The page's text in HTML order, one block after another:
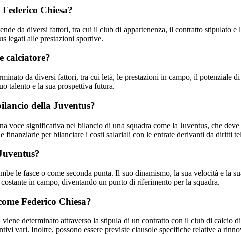
Chiesa?
da diversi fattori, tra cui il club di appartenenza, il contratto stipulato
legati alle prestazioni sportive.
calciatore?
da diversi fattori, tra cui letà, le prestazioni in campo, il potenziale
talento e la sua prospettiva futura.
della Juventus?
voce significativa nel bilancio di una squadra come la Juventus, che
finanziarie per bilanciare i costi salariali con le entrate derivanti da diritti
le fasce o come seconda punta. Il suo dinamismo, la sua velocità e la
in campo, diventando un punto di riferimento per la squadra.
Federico Chiesa?
determinato attraverso la stipula di un contratto con il club di calcio
vari. Inoltre, possono essere previste clausole specifiche relative a